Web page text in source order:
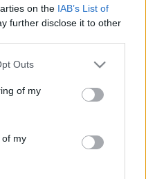
on the IAB’s List of
further disclose it to other
one or more Google
You may click to
its third-party tags to
in below Google
Outs
of my
of my
le a további receptekről: